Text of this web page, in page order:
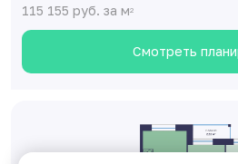
115 155 руб. за м2
Смотреть